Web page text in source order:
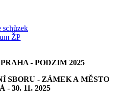
schůzek
ŽP
- PODZIM 2025
SBORU - ZÁMEK A MĚSTO
- 30. 11. 2025